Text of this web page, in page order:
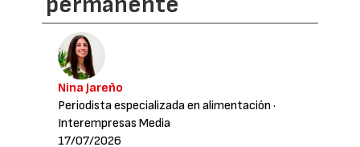
Nina Jareño
Periodista especializada en alimentación ·
Interempresas Media
17/07/2026